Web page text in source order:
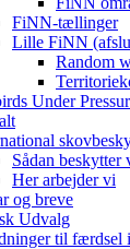
FiNN-tællinger
Lille FiNN
Random
Under
Sådan beskytter
Her arbejder vi
og breve
Udvalg
til færdsel